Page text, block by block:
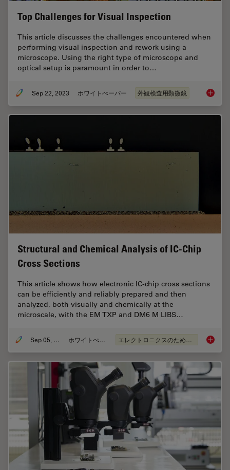
Top Challenges for Visual Inspection
This article discusses the challenges encountered when
performing visual inspection and rework using a
microscope. Using the right type of microscope and
optical setup is paramount in order to…
Sep 22, 2023 ホワイトぺーパー 外観検査用顕微鏡 Top
Structural and Chemical Analysis of IC-Chip
Cross Sections
This article shows how electronic IC-chip cross sections
can be efficiently and reliably prepared and then
analyzed, both visually and chemically at the
microscale, with the EM TXP and DM6 M LIBS…
Sep 05, 2023 ホワイトぺーパー エレクトロニクスのための断面解析